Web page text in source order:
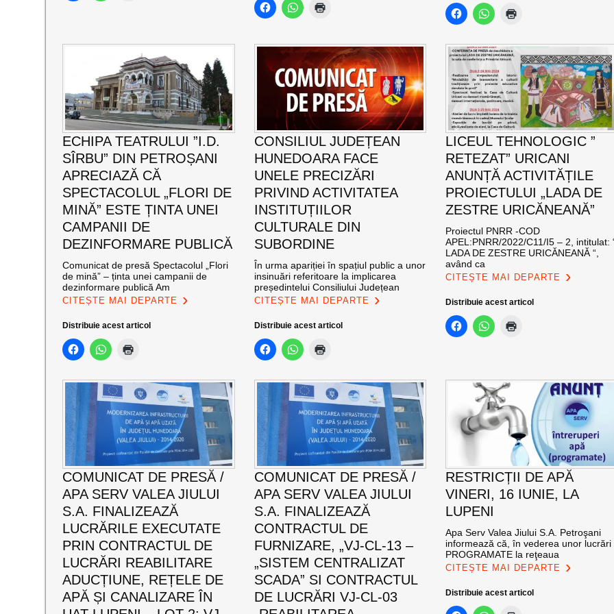
ECHIPA TEATRULUI ”I.D.
SÎRBU” DIN PETROȘANI
APRECIAZĂ CĂ
SPECTACOLUL „FLORI DE
MINĂ” ESTE ȚINTA UNEI
CAMPANII DE
DEZINFORMARE PUBLICĂ
Comunicat de presă Spectacolul „Flori
de mină” – ținta unei campanii de
dezinformare publică Am
CITEȘTE MAI DEPARTE
Distribuie acest articol
CONSILIUL JUDEȚEAN
HUNEDOARA FACE
UNELE PRECIZĂRI
PRIVIND ACTIVITATEA
INSTITUȚIILOR
CULTURALE DIN
SUBORDINE
În urma apariției în spațiul public a unor
insinuări referitoare la implicarea
președintelui Consiliului Județean
CITEȘTE MAI DEPARTE
Distribuie acest articol
LICEUL TEHNOLOGIC ”
RETEZAT” URICANI
ANUNȚĂ ACTIVITĂȚILE
PROIECTULUI „LADA DE
ZESTRE URICĂNEANĂ”
Proiectul PNRR -COD
APEL:PNRR/2022/C11/I5 – 2, intitulat:
LADA DE ZESTRE URICĂNEANĂ “,
având ca
CITEȘTE MAI DEPARTE
Distribuie acest articol
COMUNICAT DE PRESĂ /
APA SERV VALEA JIULUI
S.A. FINALIZEAZĂ
LUCRĂRILE EXECUTATE
PRIN CONTRACTUL DE
LUCRĂRI REABILITARE
ADUCȚIUNE, REȚELE DE
APĂ ȘI CANALIZARE ÎN
COMUNICAT DE PRESĂ /
APA SERV VALEA JIULUI
S.A. FINALIZEAZĂ
CONTRACTUL DE
FURNIZARE, „VJ-CL-13 –
„SISTEM CENTRALIZAT
SCADA” SI CONTRACTUL
DE LUCRĂRI VJ-CL-03
RESTRICȚII DE APĂ
VINERI, 16 IUNIE, LA
LUPENI
Apa Serv Valea Jiului S.A. Petroşani
informează că, în vederea unor lucrări
PROGRAMATE la reţeaua
CITEȘTE MAI DEPARTE
Distribuie acest articol